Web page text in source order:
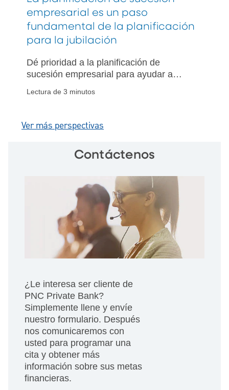
empresarial es un paso
fundamental de la planificación
para la jubilación
Dé prioridad a la planificación de
sucesión empresarial para ayudar a
Lectura de 3 minutos
Ver más perspectivas
Contáctenos
¿Le interesa ser cliente de
PNC Private Bank?
Simplemente llene y envíe
nuestro formulario. Después
nos comunicaremos con
usted para programar una
cita y obtener más
información sobre sus metas
financieras.